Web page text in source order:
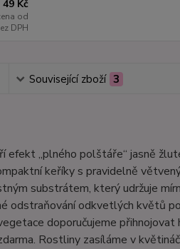
49 Kč
od
DPH
Související zboží 3
„plného polštáře“ jasně
keříky s pravidelně
substrátem, který udržuje
odstraňování odkvetlých květů
doporučujeme přihnojovat
Rostliny zasíláme v